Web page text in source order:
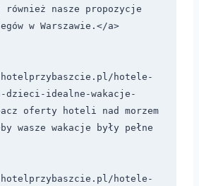
również nasze propozycje
w Warszawie.</a>
hotele-
dzieci-idealne-wakacje-
oferty hoteli nad morzem
wasze wakacje były pełne
hotele-